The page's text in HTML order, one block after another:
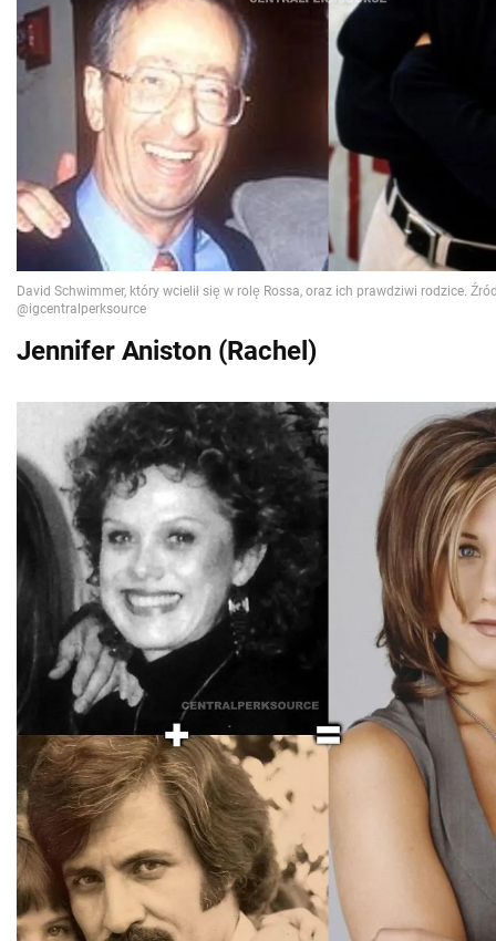
Jennifer Aniston (Rachel)